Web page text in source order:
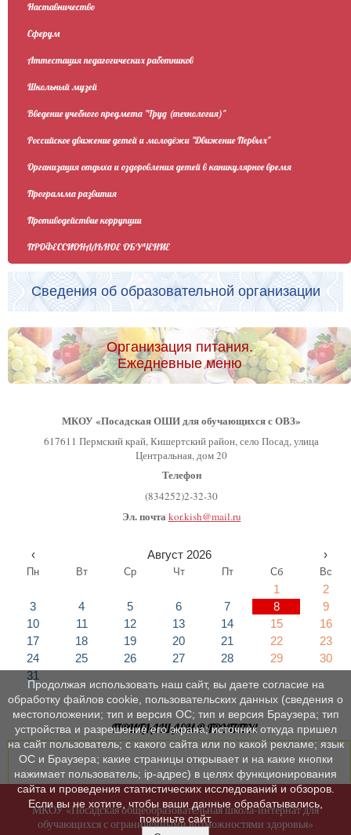
Наставничество
Сферум
Аттестация педагогических работников
Школьный музей
Введение учебного предмета "Труд (технология)"
Российское движение детей и молодёжи "Движение Первых"
Организация отдыха и оздоровления детей в каникулярное время
Программа развития
Противодействие коррупции
ПРОФЕССИОНАЛЬНОЕ ОБУЧЕНИЕ
Сведения об образовательной организации
Организация питания.
Ежедневные меню
МКОУ «Посадская ОШИ для обучающихся с ОВЗ»
617611 Пермский край, Кишертский район, село Посад, улица
Центральная, дом 20
Телефон
(834252)2-32-30
Эл. почта kor.kish@mail.ru
‹ Август 2026 ›
Пн Вт Ср Чт Пт Сб Вс
1
2
3
4 5 6 7 8
9
10
11 12 13 14 15
16
17
18 19 20 21 22
23
24
25 26 27 28 29
30
31
ПРИГЛАШАЕМ В ГРУППУ!
МКОУ «Посадская общеобразовательная школа-интернат для
обучающихся с ограниченными возможностями здоровья»
Продолжая использовать наш сайт, вы даете согласие на
обработку файлов cookie, пользовательских данных (сведения о
местоположении; тип и версия ОС; тип и версия Браузера; тип
устройства и разрешение его экрана; источник откуда пришел
на сайт пользователь; с какого сайта или по какой рекламе; язык
ОС и Браузера; какие страницы открывает и на какие кнопки
нажимает пользователь; ip-адрес) в целях функционирования
сайта и проведения статистических исследований и обзоров.
Если вы не хотите, чтобы ваши данные обрабатывались,
покиньте сайт.